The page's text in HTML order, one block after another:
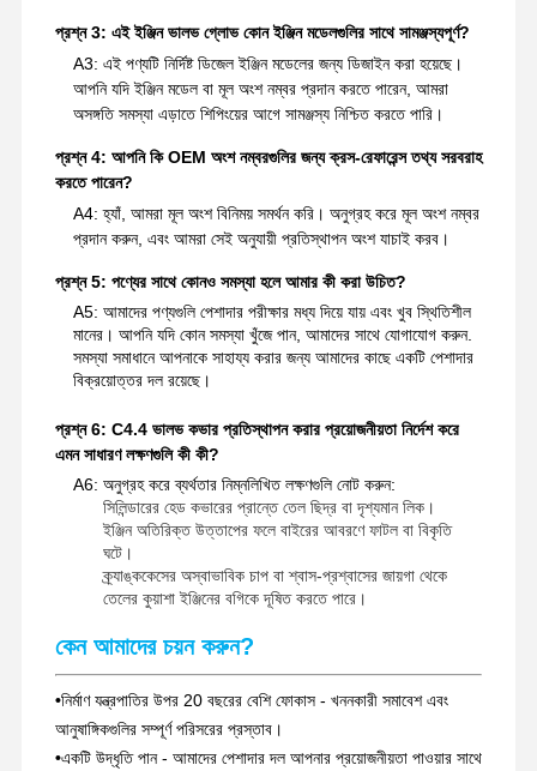
প্রশ্ন 3: এই ইঞ্জিন ভালভ গ্লোভ কোন ইঞ্জিন মডেলগুলির সাথে সামঞ্জস্যপূর্ণ?
A3: এই পণ্যটি নির্দিষ্ট ডিজেল ইঞ্জিন মডেলের জন্য ডিজাইন করা হয়েছে।
আপনি যদি ইঞ্জিন মডেল বা মূল অংশ নম্বর প্রদান করতে পারেন, আমরা
অসঙ্গতি সমস্যা এড়াতে শিপিংয়ের আগে সামঞ্জস্য নিশ্চিত করতে পারি।
প্রশ্ন 4: আপনি কি OEM অংশ নম্বরগুলির জন্য ক্রস-রেফারেন্স তথ্য সরবরাহ
করতে পারেন?
A4: হ্যাঁ, আমরা মূল অংশ বিনিময় সমর্থন করি। অনুগ্রহ করে মূল অংশ নম্বর
প্রদান করুন, এবং আমরা সেই অনুযায়ী প্রতিস্থাপন অংশ যাচাই করব।
প্রশ্ন 5: পণ্যের সাথে কোনও সমস্যা হলে আমার কী করা উচিত?
A5: আমাদের পণ্যগুলি পেশাদার পরীক্ষার মধ্য দিয়ে যায় এবং খুব স্থিতিশীল
মানের। আপনি যদি কোন সমস্যা খুঁজে পান, আমাদের সাথে যোগাযোগ করুন.
সমস্যা সমাধানে আপনাকে সাহায্য করার জন্য আমাদের কাছে একটি পেশাদার
বিক্রয়োত্তর দল রয়েছে।
প্রশ্ন 6: C4.4 ভালভ কভার প্রতিস্থাপন করার প্রয়োজনীয়তা নির্দেশ করে
এমন সাধারণ লক্ষণগুলি কী কী?
A6: অনুগ্রহ করে ব্যর্থতার নিম্নলিখিত লক্ষণগুলি নোট করুন:
সিলিন্ডারের হেড কভারের প্রান্তে তেল ছিদ্র বা দৃশ্যমান লিক।
ইঞ্জিন অতিরিক্ত উত্তাপের ফলে বাইরের আবরণে ফাটল বা বিকৃতি
ঘটে।
ক্র্যাঙ্ককেসের অস্বাভাবিক চাপ বা শ্বাস-প্রশ্বাসের জায়গা থেকে
তেলের কুয়াশা ইঞ্জিনের বগিকে দূষিত করতে পারে।
কেন আমাদের চয়ন করুন?
•নির্মাণ যন্ত্রপাতির উপর 20 বছরের বেশি ফোকাস - খননকারী সমাবেশ এবং
আনুষাঙ্গিকগুলির সম্পূর্ণ পরিসরের প্রস্তাব।
•একটি উদ্ধৃতি পান - আমাদের পেশাদার দল আপনার প্রয়োজনীয়তা পাওয়ার সাথে